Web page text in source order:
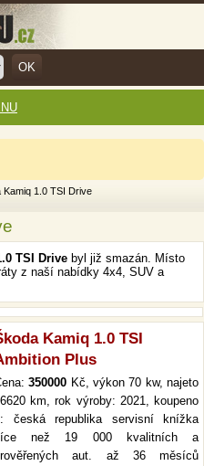
Kamiq 1.0 TSI Drive
TSI Drive byl již smazán. Místo
z naší nabídky 4x4, SUV a
Kamiq 1.0 TSI
Plus
350000 Kč, výkon 70 kw, najeto
km, rok výroby: 2021, koupeno
česká republika servisní knížka
než 19 000 kvalitních a
aut. až 36 měsíců